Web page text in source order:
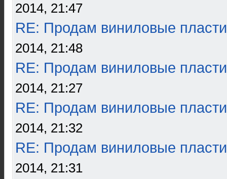
2014, 21:47
RE: Продам виниловые
2014, 21:48
RE: Продам виниловые
2014, 21:27
RE: Продам виниловые
2014, 21:32
RE: Продам виниловые
2014, 21:31